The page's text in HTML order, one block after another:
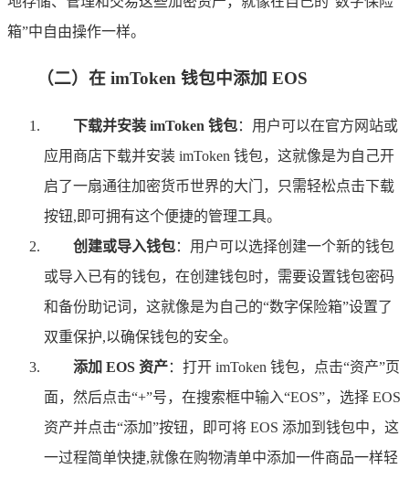
箱”中自由操作一样。
（二）在 imToken 钱包中添加 EOS
下载并安装 imToken 钱包：用户可以在官方网站或
应用商店下载并安装 imToken 钱包，这就像是为自己开
启了一扇通往加密货币世界的大门，只需轻松点击下载
按钮,即可拥有这个便捷的管理工具。
创建或导入钱包：用户可以选择创建一个新的钱包
或导入已有的钱包，在创建钱包时，需要设置钱包密码
和备份助记词，这就像是为自己的“数字保险箱”设置了
双重保护,以确保钱包的安全。
添加 EOS 资产：打开 imToken 钱包，点击“资产”页
面，然后点击“+”号，在搜索框中输入“EOS”，选择 EOS
资产并点击“添加”按钮，即可将 EOS 添加到钱包中，这
一过程简单快捷,就像在购物清单中添加一件商品一样轻